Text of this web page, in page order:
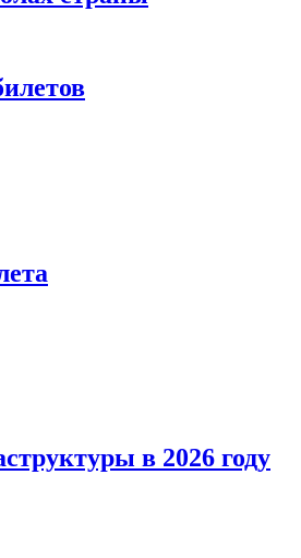
в 2026 году